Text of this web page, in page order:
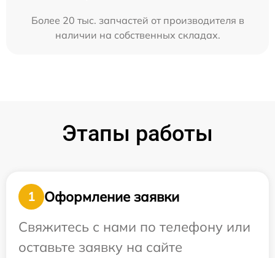
Более 20 тыс. запчастей от производителя в
наличии на собственных складах.
Этапы работы
1
Оформление заявки
Свяжитесь с нами по телефону или
оставьте заявку на сайте